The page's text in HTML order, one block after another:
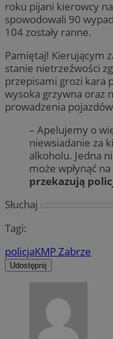
roku pijani kierowcy
spowodowali 90
104 zostały ranne.
Pamiętaj! Kierującym
stanie nietrzeźwości
przepisami grozi kara
wysoka grzywna oraz
prowadzenia
– Apelujemy o
niewsiadanie za
alkoholu. Jedna
może wpłynąć
przekazują
Słuchaj
Tagi:
policjaKMP Zabrze
Udostępnij